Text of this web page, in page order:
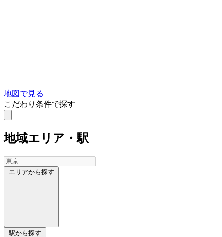
地図で見る
こだわり条件で探す
地域エリア・駅
エリアから探す
駅から探す